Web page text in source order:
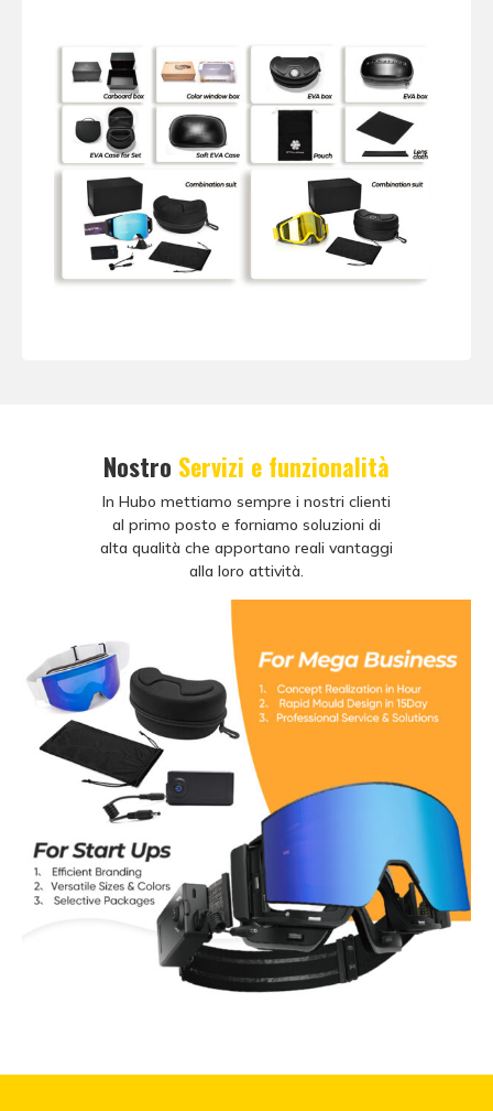
Nostro Servizi e funzionalità
In Hubo mettiamo sempre i nostri clienti
al primo posto e forniamo soluzioni di
alta qualità che apportano reali vantaggi
alla loro attività.